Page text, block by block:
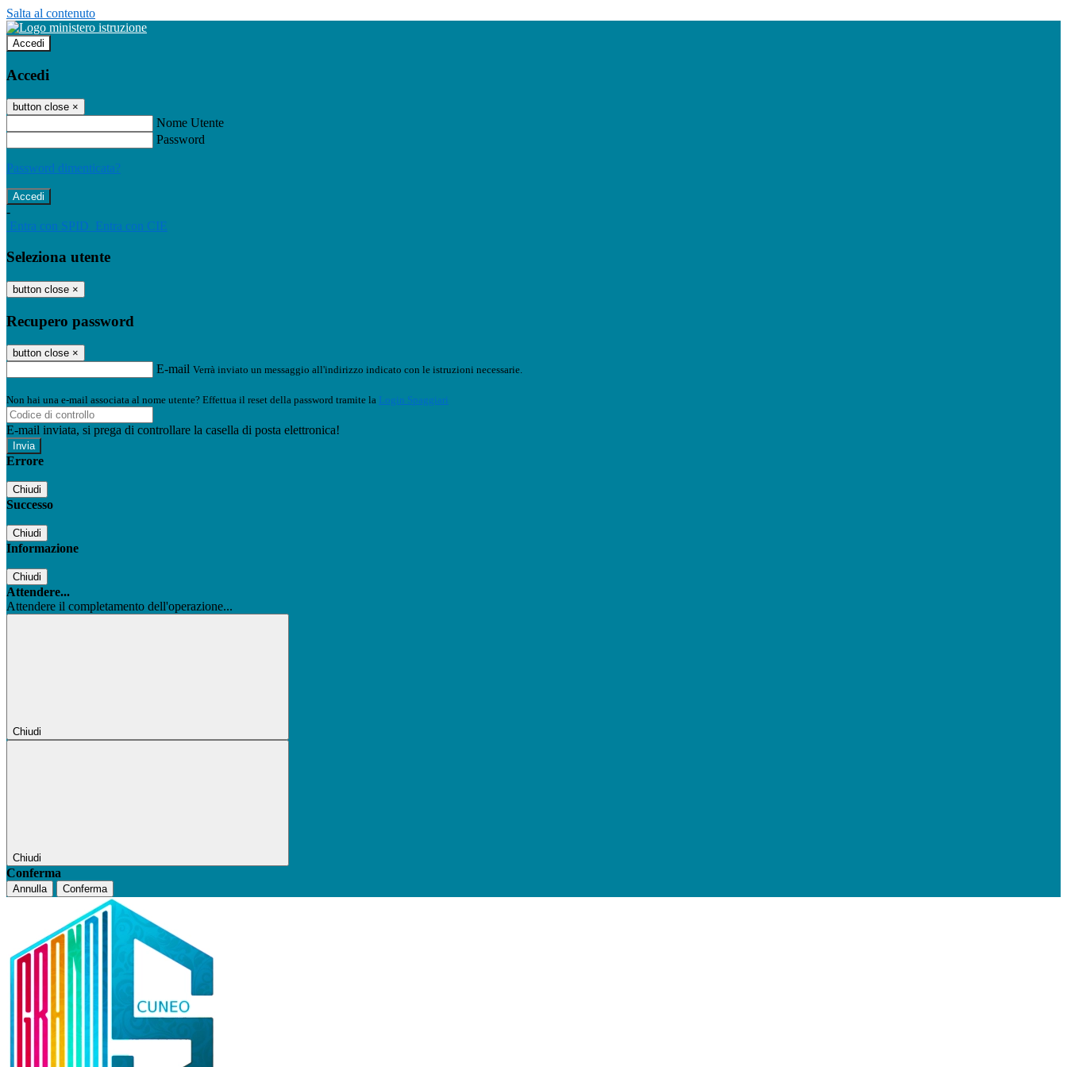
Salta al contenuto
Accedi
Accedi
button close ×
Nome Utente
Password
Password dimenticata?
-
Entra con SPID Entra con CIE
Seleziona utente
button close ×
Recupero password
button close ×
E-mail Verrà inviato un messaggio all'indirizzo indicato con le istruzioni necessarie.
Non hai una e-mail associata al nome utente? Effettua il reset della password tramite la Login Spaggiari
E-mail inviata, si prega di controllare la casella di posta elettronica!
Errore
Chiudi
Successo
Chiudi
Informazione
Chiudi
Attendere...
Attendere il completamento dell'operazione...
Chiudi
Chiudi
Conferma
Annulla Conferma